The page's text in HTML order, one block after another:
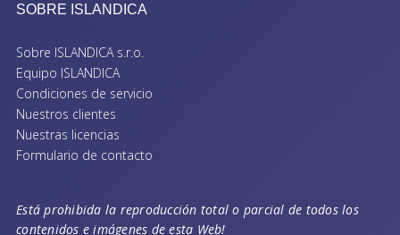
SOBRE ISLANDICA
Sobre ISLANDICA s.r.o.
Equipo ISLANDICA
Condiciones de servicio
Nuestros clientes
Nuestras licencias
Formulario de contacto
Está prohibida la reproducción total o parcial de todos los
contenidos e imágenes de esta Web!